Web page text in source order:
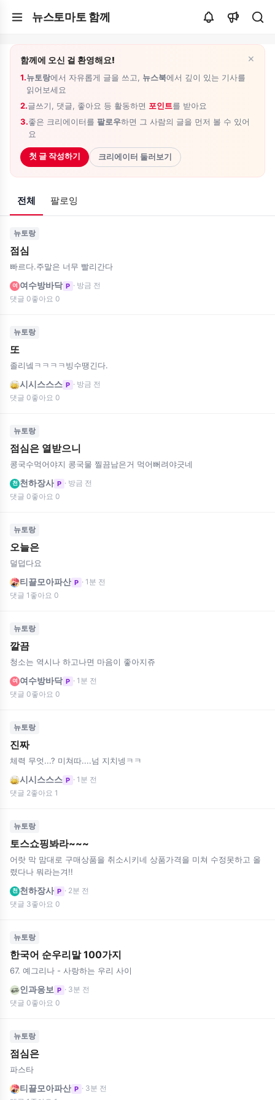
뉴스토마토 함께
×
함께에 오신 걸 환영해요!
1.뉴토랑에서 자유롭게 글을 쓰고, 뉴스북에서 깊이 있는 기사를
읽어보세요
2.글쓰기, 댓글, 좋아요 등 활동하면 포인트를 받아요
3.좋은 크리에이터를 팔로우하면 그 사람의 글을 먼저 볼 수 있어
요
첫 글 작성하기 크리에이터 둘러보기
전체 팔로잉
뉴토랑
점심
빠르다.주말은 너무 빨리간다
여 여수방바닥 P · 방금 전
댓글 0좋아요 0
뉴토랑
또
졸리넼ㅋㅋㅋㅋ빙수땡긴다.
시시스스스 P · 방금 전
댓글 0좋아요 0
뉴토랑
점심은 열받으니
콩국수먹어야지 콩국물 찔끔남은거 먹어뻐려야긋네
천 천하장사 P · 방금 전
댓글 0좋아요 0
뉴토랑
오늘은
덜덥다요
티끌모아파산 P · 1분 전
댓글 1 좋아요 0
뉴토랑
깔끔
청소는 역시나 하고나면 마음이 좋아지쥬
여 여수방바닥 P · 1분 전
댓글 0좋아요 0
뉴토랑
진짜
체력 무엇...? 미쳐따....넘 지치넹ㅋㅋ
시시스스스 P · 1분 전
댓글 2좋아요 1
뉴토랑
토스쇼핑봐라~~~
어랏 막 맘대로 구매상품을 취소시키네 상품가격을 미쳐 수정못하고 올
렸다나 뭐라는겨!!
천 천하장사 P · 2분 전
댓글 3좋아요 0
뉴토랑
한국어 순우리말 100가지
67. 예그리나 - 사랑하는 우리 사이
인과응보 P · 3분 전
댓글 0좋아요 0
뉴토랑
점심은
파스타
티끌모아파산 P · 3분 전